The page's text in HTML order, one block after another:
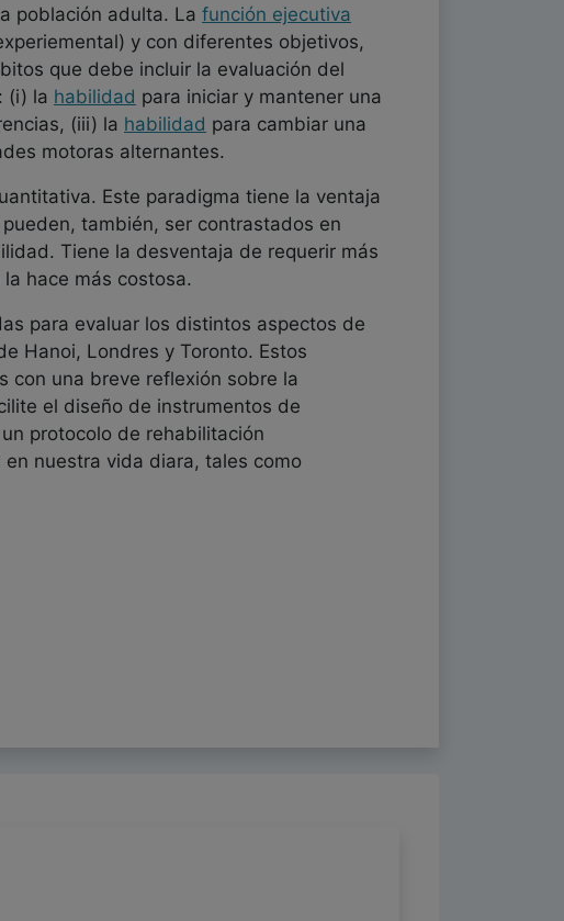
población adulta. La función ejecutiva
y con diferentes objetivos,
que debe incluir la evaluación del
(i) la habilidad para iniciar y mantener una
(iii) la habilidad para cambiar una
motoras alternantes.
Este paradigma tiene la ventaja
también, ser contrastados en
Tiene la desventaja de requerir más
hace más costosa.
para evaluar los distintos aspectos de
Hanoi, Londres y Toronto. Estos
con una breve reflexión sobre la
el diseño de instrumentos de
protocolo de rehabilitación
nuestra vida diara, tales como